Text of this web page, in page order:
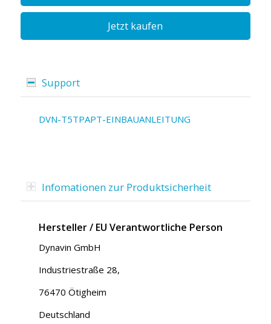
Jetzt kaufen
Support
DVN-T5TPAPT-EINBAUANLEITUNG
Infomationen zur Produktsicherheit
Hersteller / EU Verantwortliche Person
Dynavin GmbH
Industriestraße 28,
76470 Ötigheim
Deutschland